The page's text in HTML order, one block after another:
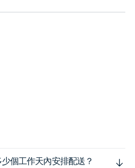
個工作天內安排配送？